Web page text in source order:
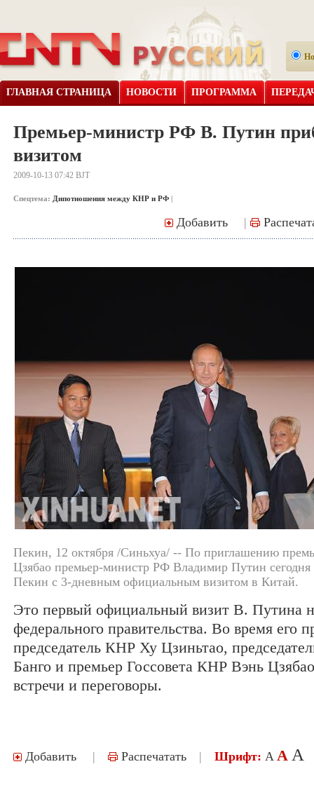
ГЛАВНАЯ СТРАНИЦА НОВОСТИ ПРОГРАММА
Премьер-министр РФ В. Путин
визитом
2009-10-13 07:42 BJT
Спецтема: Дипотношения между КНР и РФ |
Добавить |
Пекин, 12 октября /Синьхуа/ -- По приглашению
Цзябао премьер-министр РФ Владимир Путин
Пекин с 3-дневным официальным визитом в Китай.
Это первый официальный визит В. Путина
федерального правительства. Во время его
председатель КНР Ху Цзиньтао,
Банго и премьер Госсовета КНР Вэнь
встречи и переговоры.
Добавить | Распечатать | Шрифт: A A A